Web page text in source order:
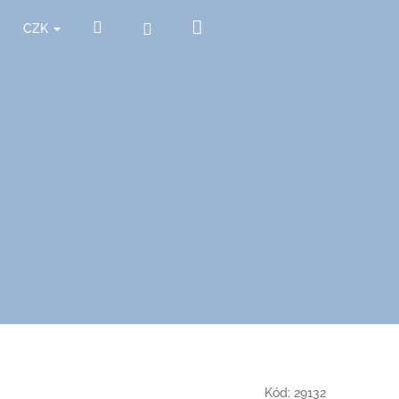
CZK Hledat Přihlášení
Kód: 29132